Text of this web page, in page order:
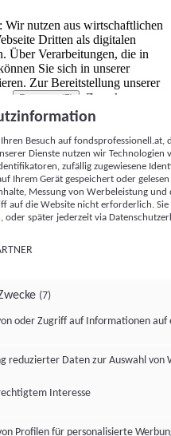
nutzen aus wirtschaftlichen
Dritten als digitalen
Über Verarbeitungen, die in
Sie sich in unserer
Zur Bereitstellung unserer
Partnern (5)
. Zwecke:
von Werbeleistung
Zielgruppenforschung.
Kennungen (z. B. login-
Kennungen,
zusammen mit anderen
Browserinformationen,
Technologien usw.) auf
dort ausgelesen werden, um es
eine App oder einer Webseite
der hier aufgeführten
Besuch auf
Dienste nutzen wir Technologien
zufällig zugewiesene
Ihrem Gerät gespeichert oder
Messung von Werbeleistung
auf die Website nicht erforderlich.
oder später jederzeit via
(7)
oder Zugriff auf Informationen auf
reduzierter Daten zur Auswahl von
Interesse
Profilen für personalisierte